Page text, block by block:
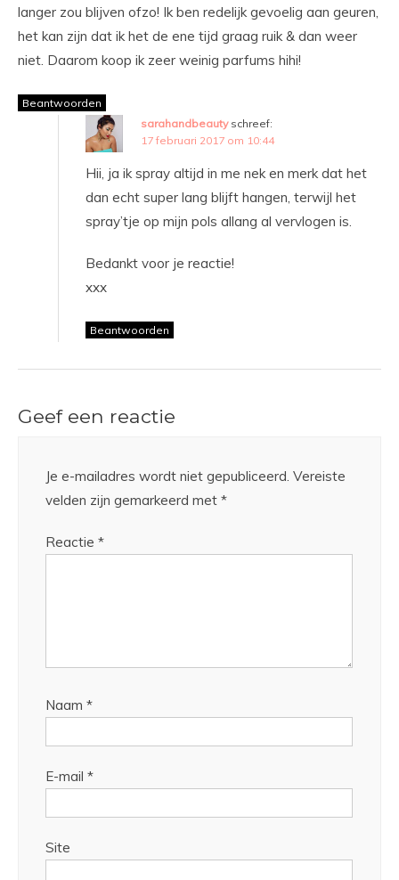
langer zou blijven ofzo! Ik ben redelijk gevoelig aan geuren,
het kan zijn dat ik het de ene tijd graag ruik & dan weer
niet. Daarom koop ik zeer weinig parfums hihi!
Beantwoorden
sarahandbeauty schreef:
17 februari 2017 om 10:44
Hii, ja ik spray altijd in me nek en merk dat het
dan echt super lang blijft hangen, terwijl het
spray’tje op mijn pols allang al vervlogen is.
Bedankt voor je reactie!
xxx
Beantwoorden
Geef een reactie
Je e-mailadres wordt niet gepubliceerd. Vereiste
velden zijn gemarkeerd met *
Reactie *
Naam *
E-mail *
Site